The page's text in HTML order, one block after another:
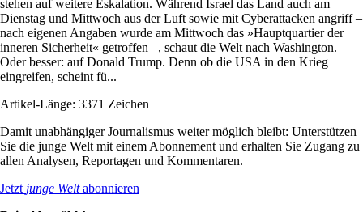
stehen auf weitere Eskalation. Während Israel das Land auch am
Dienstag und Mittwoch aus der Luft sowie mit Cyberattacken angriff –
nach eigenen Angaben wurde am Mittwoch das »Hauptquartier der
inneren Sicherheit« getroffen –, schaut die Welt nach Washington.
Oder besser: auf Donald Trump. Denn ob die USA in den Krieg
eingreifen, scheint fü...
Artikel-Länge: 3371 Zeichen
Damit unabhängiger Journalismus weiter möglich bleibt: Unterstützen
Sie die junge Welt mit einem Abonnement und erhalten Sie Zugang zu
allen Analysen, Reportagen und Kommentaren.
Jetzt junge Weltabonnieren